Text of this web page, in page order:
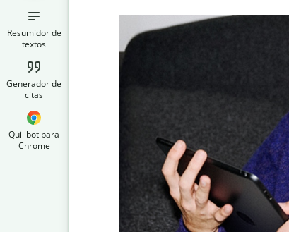
Resumidor de
textos
Generador de
citas
Quillbot para
Chrome